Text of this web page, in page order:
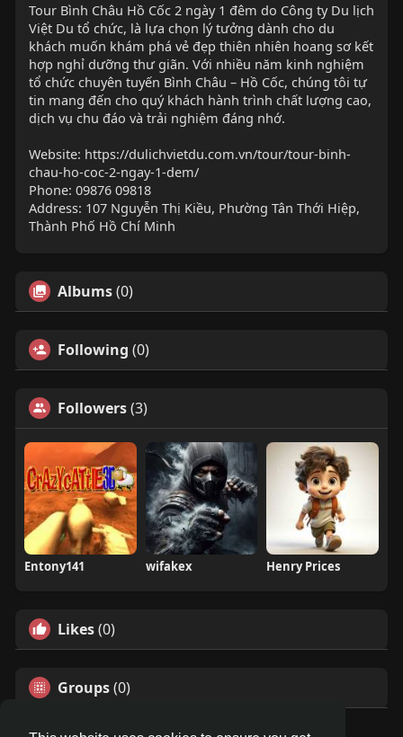
Tour Bình Châu Hồ Cốc 2 ngày 1 đêm do Công ty Du lịch
Việt Du tổ chức, là lựa chọn lý tưởng dành cho du
khách muốn khám phá vẻ đẹp thiên nhiên hoang sơ kết
hợp nghỉ dưỡng thư giãn. Với nhiều năm kinh nghiệm
tổ chức chuyên tuyến Bình Châu – Hồ Cốc, chúng tôi tự
tin mang đến cho quý khách hành trình chất lượng cao,
dịch vụ chu đáo và trải nghiệm đáng nhớ.
Website: https://dulichvietdu.com.vn/tour/tour-binh-
chau-ho-coc-2-ngay-1-dem/
Phone: 09876 09818
Address: 107 Nguyễn Thị Kiều, Phường Tân Thới Hiệp,
Thành Phố Hồ Chí Minh
Albums(0)
Following (0)
Followers(3)
Entony141 wifakex Henry Prices
Likes(0)
Groups(0)